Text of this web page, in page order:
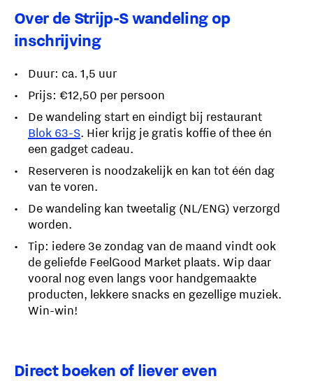
Over de Strijp-S wandeling op
inschrijving
Duur: ca. 1,5 uur
Prijs: €12,50 per persoon
De wandeling start en eindigt bij restaurant
Blok 63-S. Hier krijg je gratis koffie of thee én
een gadget cadeau.
Reserveren is noodzakelijk en kan tot één dag
van te voren.
De wandeling kan tweetalig (NL/ENG) verzorgd
worden.
Tip: iedere 3e zondag van de maand vindt ook
de geliefde FeelGood Market plaats. Wip daar
vooral nog even langs voor handgemaakte
producten, lekkere snacks en gezellige muziek.
Win-win!
Direct boeken of liever even